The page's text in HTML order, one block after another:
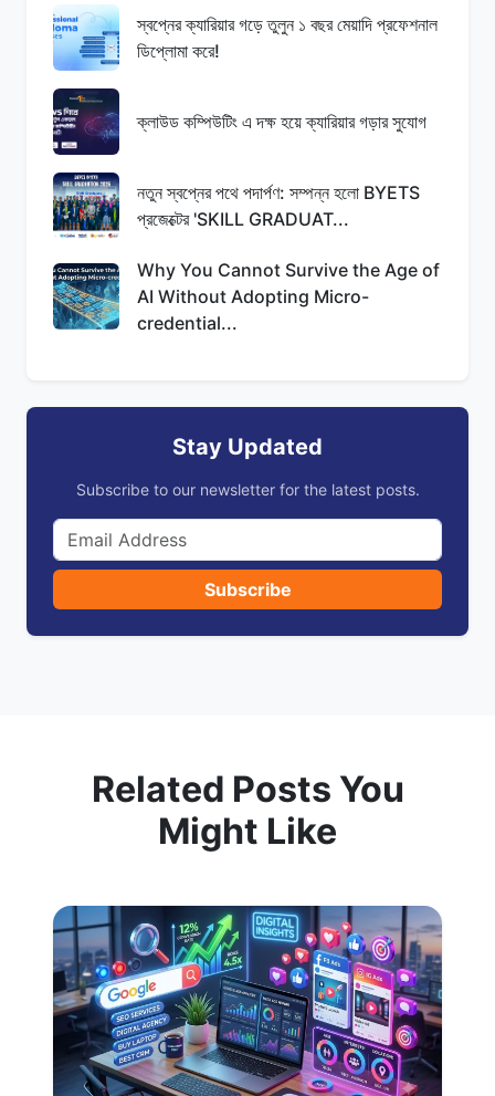
স্বপ্নের ক্যারিয়ার গড়ে তুলুন ১ বছর মেয়াদি প্রফেশনাল
ডিপ্লোমা করে!
ক্লাউড কম্পিউটিং এ দক্ষ হয়ে ক্যারিয়ার গড়ার সুযোগ
নতুন স্বপ্নের পথে পদার্পণ: সম্পন্ন হলো BYETS
প্রজেক্টের 'SKILL GRADUAT...
Why You Cannot Survive the Age of
AI Without Adopting Micro-
credential...
Stay Updated
Subscribe to our newsletter for the latest posts.
Subscribe
Related Posts You
Might Like